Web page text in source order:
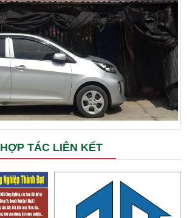
HỢP TÁC LIÊN KẾT